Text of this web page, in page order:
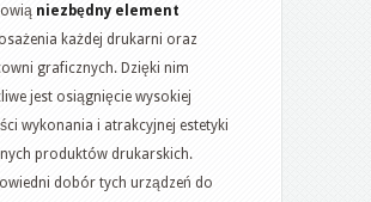
niezbędny element
każdej drukarni oraz
graficznych. Dzięki nim
jest osiągnięcie wysokiej
wykonania i atrakcyjnej estetyki
produktów drukarskich.
dobór tych urządzeń do